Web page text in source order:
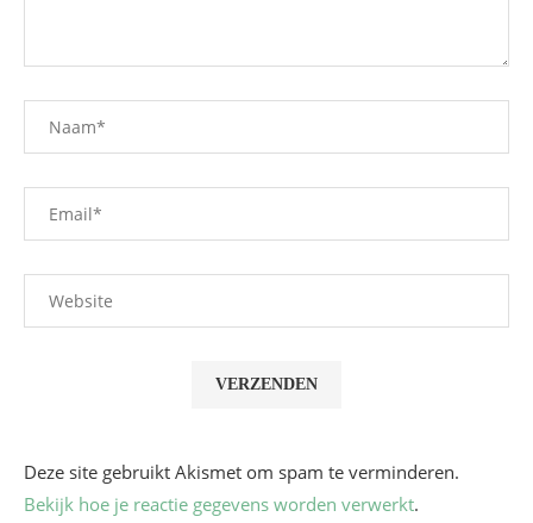
Deze site gebruikt Akismet om spam te verminderen.
Bekijk hoe je reactie gegevens worden verwerkt.